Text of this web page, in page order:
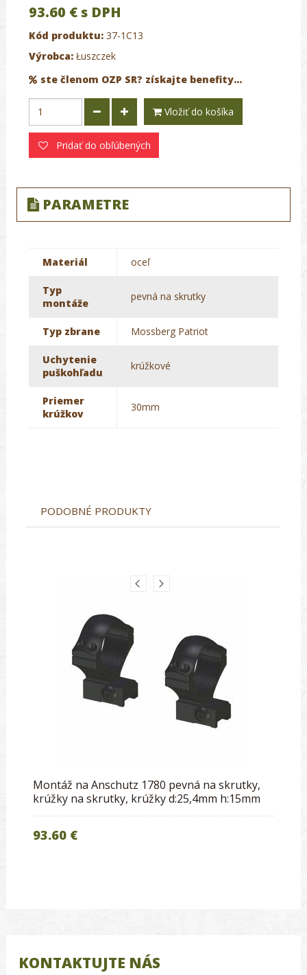
93.60 € s DPH
Kód produktu: 37-1C13
Výrobca: Łuszczek
ste členom OZP SR? získajte benefity...
Vložiť do košíka
Pridať do obľúbených
PARAMETRE
Materiál oceľ
Typ
montáže
pevná na skrutky
Typ zbrane Mossberg Patriot
Uchytenie
puškohľadu
krúžkové
Priemer
krúžkov
30mm
PODOBNÉ PRODUKTY
Montáž na Anschutz 1780 pevná na skrutky,
krúžky na skrutky, krúžky d:25,4mm h:15mm
93.60 €
KONTAKTUJTE NÁS